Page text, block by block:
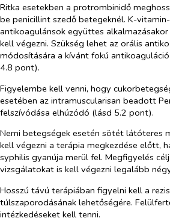
Ritka esetekben a protrombinidő
be penicillint szedő betegeknél. K-
antikoagulánsok együttes
kell végezni. Szükség lehet az orális
módosítására a kívánt fokú
4.8 pont).
Figyelembe kell venni, hogy
esetében az intramuscularisan beadott
felszívódása elhúzódó (lásd 5.2 pont).
Nemi betegségek esetén sötét látóteres
kell végezni a terápia megkezdése előtt,
syphilis gyanúja merül fel. Megfigyelés
vizsgálatokat is kell végezni legalább
Hosszú távú terápiában figyelni kell a
túlszaporodásának lehetőségére.
intézkedéseket kell tenni.